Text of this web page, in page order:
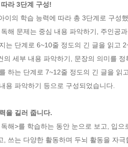
라 3단계 구성!
이의 학습 능력에 따라 총 3단계로 구성
해 문제는 중심 내용 파악하기, 주인공
는 단계로 6~10줄 정도의 긴 글을 읽고
의 세부 내용 파악하기, 문장의 의미를
하는 단계로 7~12줄 정도의 긴 글을
용 파악하기 등으로 구성되었습니다.
을 길러 줍니다.
해>를 학습하는 동안 눈으로 보고, 입
, 쓰는 다양한 활동하며 두뇌 활동을 자